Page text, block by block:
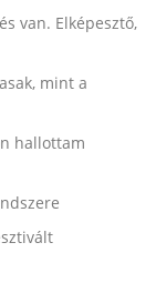
van. Elképesztő,
mint a
hallottam